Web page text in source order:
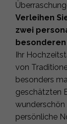
Verleihen
zwei
besonderen
Ihr
von
besonders
geschätzten
persönliche